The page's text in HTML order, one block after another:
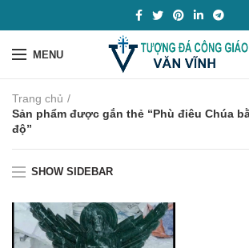
MENU
Trang chủ
Sản phẩm được gắn thẻ “Phù điêu Chúa
độ”
SHOW SIDEBAR